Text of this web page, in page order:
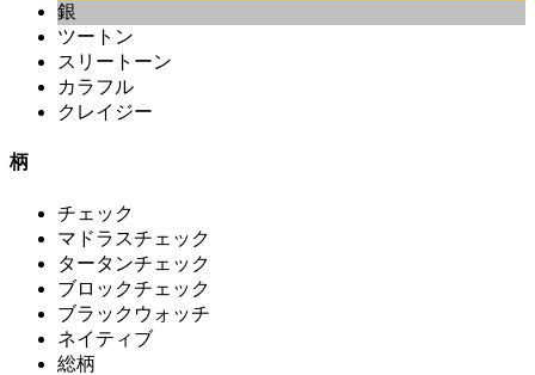
銀
ツートン
スリートーン
カラフル
クレイジー
柄
チェック
マドラスチェック
タータンチェック
ブロックチェック
ブラックウォッチ
ネイティブ
総柄